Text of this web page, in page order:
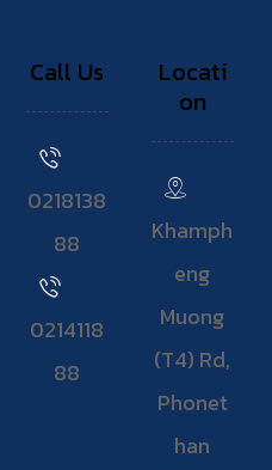
Call Us
0218138
88
0214118
88
Locati
on
Khamph
eng
Muong
(T4) Rd,
Phonet
han